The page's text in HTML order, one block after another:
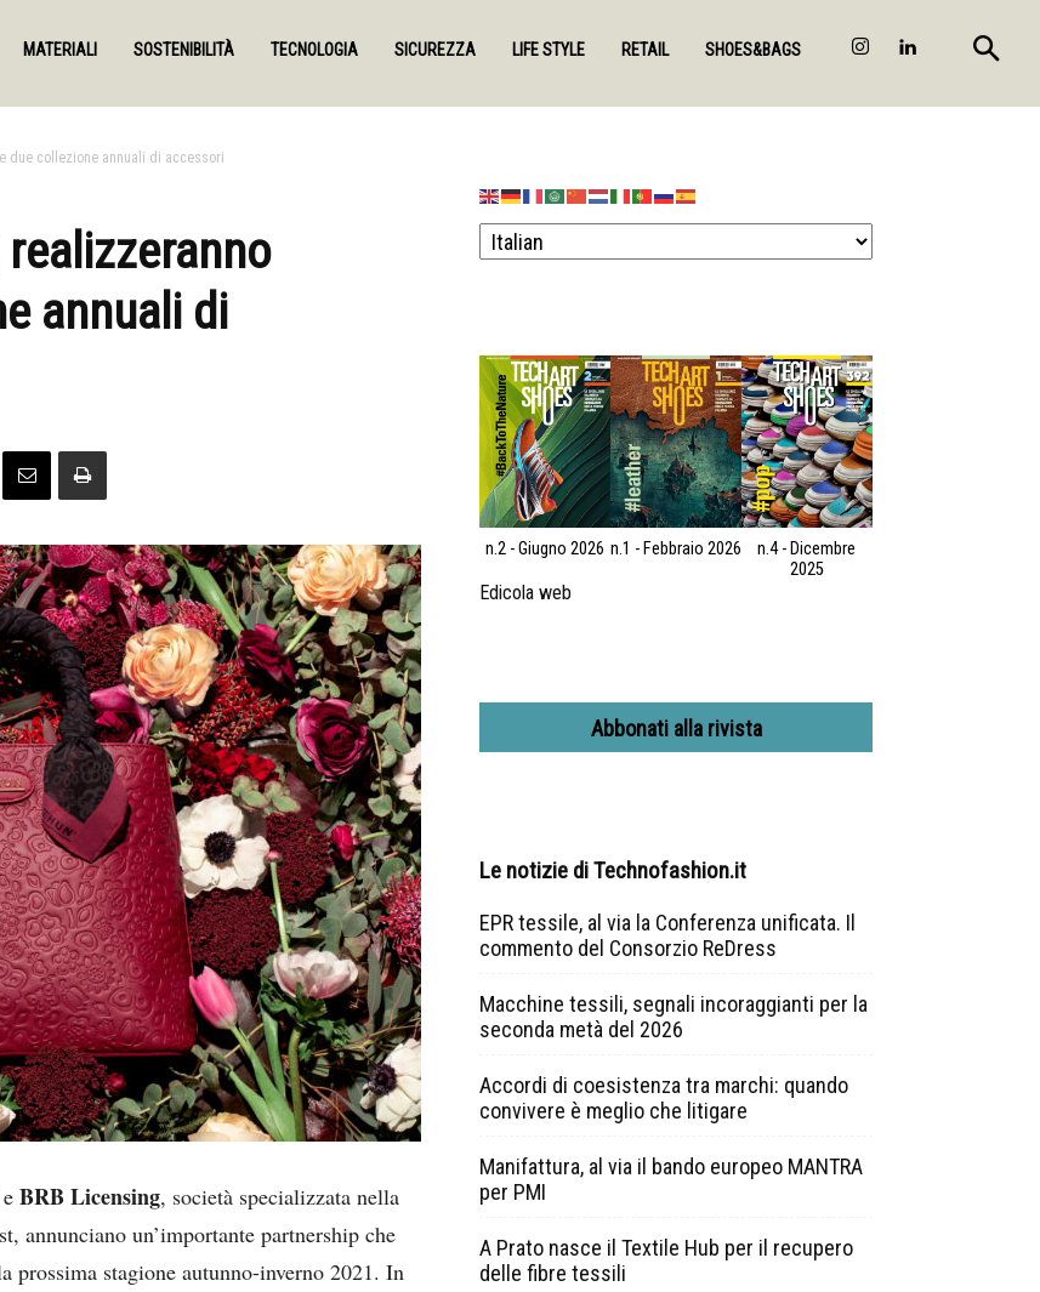
MATERIALI SOSTENIBILITÀ TECNOLOGIA SICUREZZA LIFE STYLE RETAIL SHOES&BAGS
due collezione annuali di accessori
annuali di
e BRB Licensing, società specializzata nella
annunciano un’importante partnership che
prossima stagione autunno-inverno 2021. In
n.2 - Giugno 2026 n.1 - Febbraio 2026
n.4 - Dicembre
2025
Edicola web
Abbonati alla rivista
Le notizie di Technofashion.it
EPR tessile, al via la Conferenza unificata. Il
commento del Consorzio ReDress
Macchine tessili, segnali incoraggianti per la
seconda metà del 2026
Accordi di coesistenza tra marchi: quando
convivere è meglio che litigare
Manifattura, al via il bando europeo MANTRA
per PMI
A Prato nasce il Textile Hub per il recupero
delle fibre tessili